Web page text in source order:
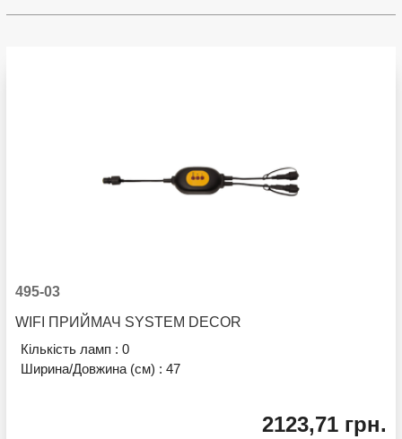
495-03
WIFI ПРИЙМАЧ SYSTEM DECOR
Кількість ламп :0
Ширина/Довжина (см) :47
2123,71 грн.